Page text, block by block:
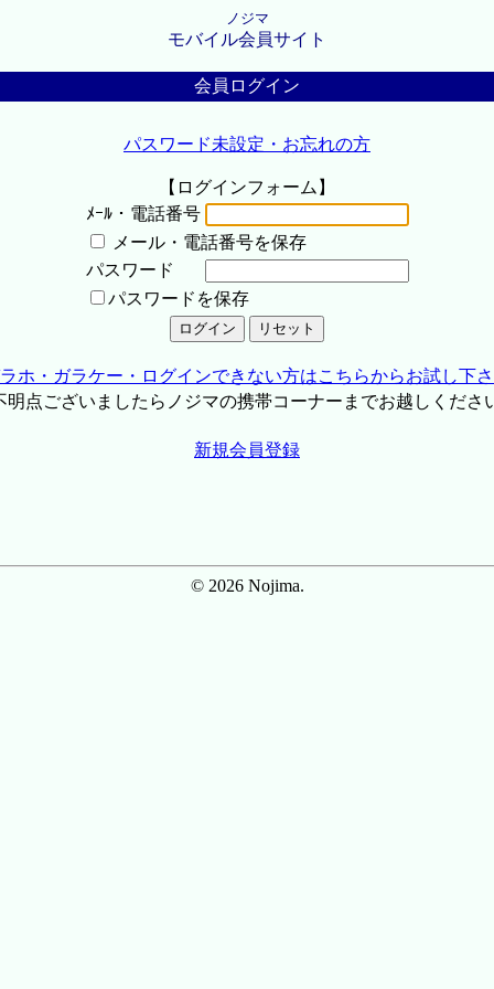
ノジマ
モバイル会員サイト
会員ログイン
パスワード未設定・お忘れの方
【ログインフォーム】
ﾒｰﾙ・電話番号
メール・電話番号を保存
パスワード
パスワードを保存
ホ・ガラケー・ログインできない方はこちらからお試し下
点ございましたらノジマの携帯コーナーまでお越しくださ
新規会員登録
© 2026 Nojima.